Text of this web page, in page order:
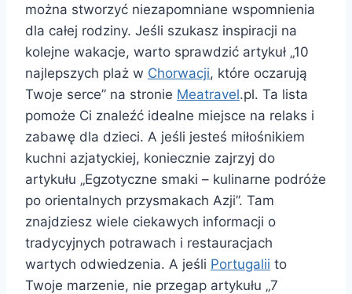
można stworzyć niezapomniane wspomnienia
dla całej rodziny. Jeśli szukasz inspiracji na
kolejne wakacje, warto sprawdzić artykuł „10
najlepszych plaż w Chorwacji, które oczarują
Twoje serce” na stronie Meatravel.pl. Ta lista
pomoże Ci znaleźć idealne miejsce na relaks i
zabawę dla dzieci. A jeśli jesteś miłośnikiem
kuchni azjatyckiej, koniecznie zajrzyj do
artykułu „Egzotyczne smaki – kulinarne podróże
po orientalnych przysmakach Azji”. Tam
znajdziesz wiele ciekawych informacji o
tradycyjnych potrawach i restauracjach
wartych odwiedzenia. A jeśli Portugalii to
Twoje marzenie, nie przegap artykułu „7